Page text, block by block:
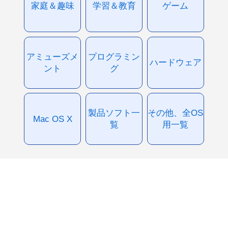
家庭＆趣味 学習＆教育 ゲーム
アミューズメ
ント
プログラミン
グ
ハードウェア
Mac OS X
製品ソフト一
覧
その他、全OS
用一覧